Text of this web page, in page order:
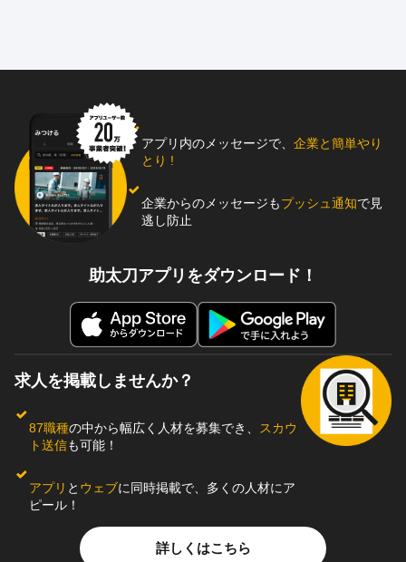
アプリ内のメッセージで、 企業と簡単やり
とり !
企業からのメッセージもプッシュ通知で見
逃し防止
助太刀アプリをダウンロード！
求人を掲載しませんか？
87職種の中から幅広く人材を募集でき、
スカウ
ト送信も可能！
アプリ と ウェブに同時掲載で、多くの人材にア
ピール！
詳しくはこちら